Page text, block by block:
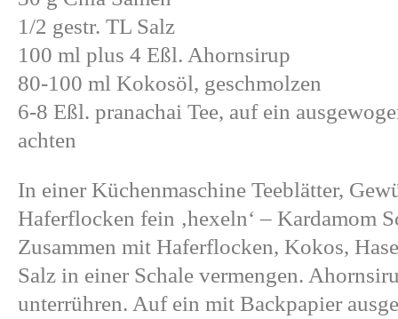
1/2 gestr. TL Salz
100 ml plus 4 Eßl. Ahornsirup
80-100 ml Kokosöl, geschmolzen
6-8 Eßl. pranachai Tee, auf ein
achten
In einer Küchenmaschine Teeblätter,
Haferflocken fein ‚hexeln‘ – Kardamom
Zusammen mit Haferflocken, Kokos,
Salz in einer Schale vermengen.
unterrühren. Auf ein mit Backpapier